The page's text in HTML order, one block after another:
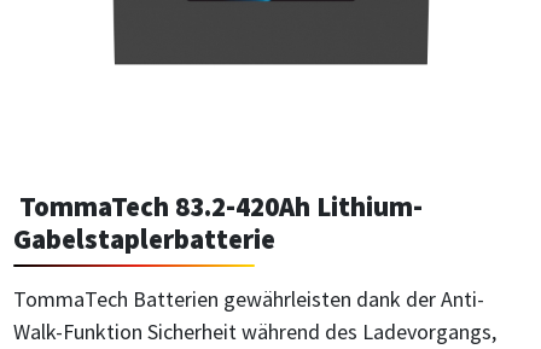
TommaTech 83.2-420Ah Lithium-
Gabelstaplerbatterie
TommaTech Batterien gewährleisten dank der Anti-
Walk-Funktion Sicherheit während des Ladevorgangs,